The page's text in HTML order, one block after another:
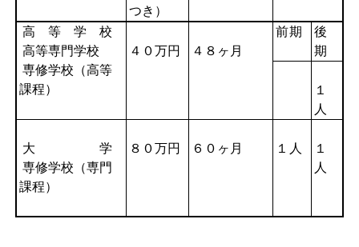
つき）
高 等 学 校
高等専門学校
専修学校（高等
課程）
４０万円 ４８ヶ月
前期
後
期
１
人
大 学
専修学校（専門
課程）
８０万円 ６０ヶ月 １人
１
人